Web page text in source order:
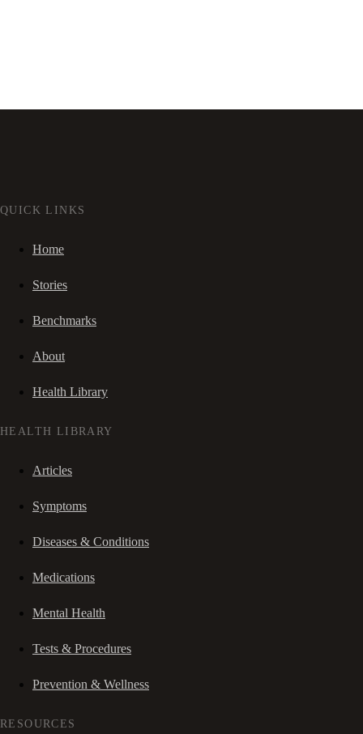
QUICK LINKS
Home
Stories
Benchmarks
About
Health Library
HEALTH LIBRARY
Articles
Symptoms
Diseases & Conditions
Medications
Mental Health
Tests & Procedures
Prevention & Wellness
RESOURCES